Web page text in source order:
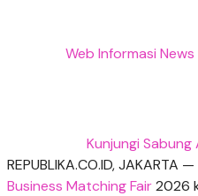
Web Informasi
Kunjungi
REPUBLIKA.CO.ID,
Business Matching Fair2026